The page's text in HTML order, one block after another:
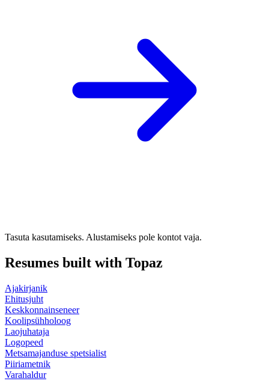
Tasuta kasutamiseks. Alustamiseks pole kontot vaja.
Resumes built with Topaz
Ajakirjanik
Ehitusjuht
Keskkonnainseneer
Koolipsühholoog
Laojuhataja
Logopeed
Metsamajanduse spetsialist
Piiriametnik
Varahaldur